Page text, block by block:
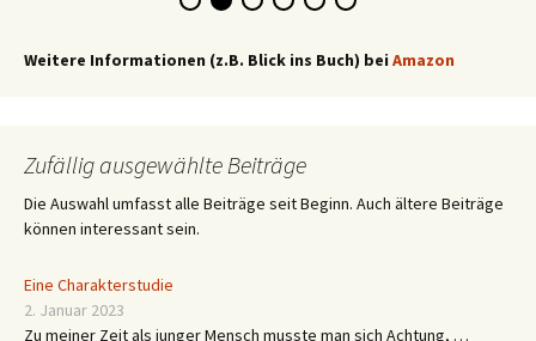
Weitere Informationen (z.B. Blick ins Buch) bei Amazon
Zufällig ausgewählte Beiträge
Die Auswahl umfasst alle Beiträge seit Beginn. Auch ältere Beiträge
können interessant sein.
Eine Charakterstudie
2. Januar 2023
Zu meiner Zeit als junger Mensch musste man sich Achtung, …